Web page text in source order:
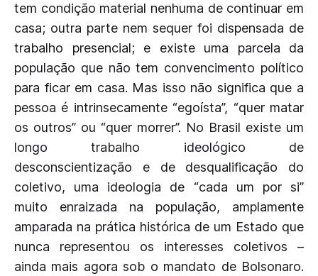
tem condição material nenhuma de continuar em
casa; outra parte nem sequer foi dispensada de
trabalho presencial; e existe uma parcela da
população que não tem convencimento político
para ficar em casa. Mas isso não significa que a
pessoa é intrinsecamente “egoísta”, “quer matar
os outros” ou “quer morrer”. No Brasil existe um
longo trabalho ideológico de
desconscientização e de desqualificação do
coletivo, uma ideologia de “cada um por si”
muito enraizada na população, amplamente
amparada na prática histórica de um Estado que
nunca representou os interesses coletivos –
ainda mais agora sob o mandato de Bolsonaro.